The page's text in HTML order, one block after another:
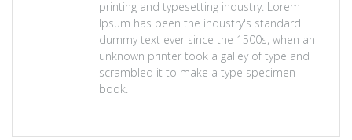
printing and typesetting industry. Lorem
Ipsum has been the industry's standard
dummy text ever since the 1500s, when an
unknown printer took a galley of type and
scrambled it to make a type specimen
book.